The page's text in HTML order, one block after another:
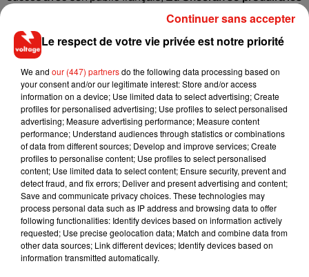
6 et 7 juillet 2018 au Stade de France
.
Le respect de votre vie privée est notre priorité
We and our (447) partnersdo the following data processing based on
your consent and/or our legitimate interest: Store and/or access
information on a device; Use limited data to select advertising; Create
profiles for personalised advertising; Use profiles to select personalised
advertising; Measure advertising performance; Measure content
performance; Understand audiences through statistics or combinations
of data from different sources; Develop and improve services; Create
profiles to personalise content; Use profiles to select personalised
content; Use limited data to select content; Ensure security, prevent and
detect fraud, and fix errors; Deliver and present advertising and content;
Save and communicate privacy choices. These technologies may
process personal data such as IP address and browsing data to offer
following functionalities: Identify devices based on information actively
requested; Use precise geolocation data; Match and combine data from
other data sources; Link different devices; Identify devices based on
information transmitted automatically.
Continuer sans accepter